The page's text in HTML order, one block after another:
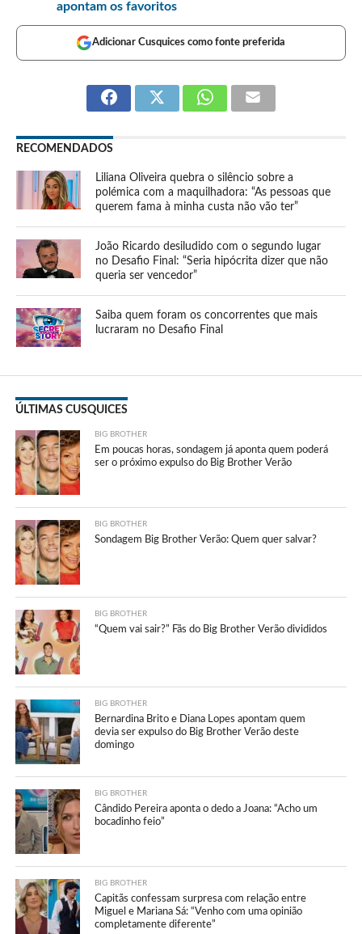
apontam os favoritos
Adicionar Cusquices como fonte preferida
RECOMENDADOS
Liliana Oliveira quebra o silêncio sobre a
polémica com a maquilhadora: “As pessoas que
querem fama à minha custa não vão ter”
João Ricardo desiludido com o segundo lugar
no Desafio Final: “Seria hipócrita dizer que não
queria ser vencedor”
Saiba quem foram os concorrentes que mais
lucraram no Desafio Final
ÚLTIMAS CUSQUICES
BIG BROTHER
Em poucas horas, sondagem já aponta quem poderá
ser o próximo expulso do Big Brother Verão
BIG BROTHER
Sondagem Big Brother Verão: Quem quer salvar?
BIG BROTHER
“Quem vai sair?” Fãs do Big Brother Verão divididos
BIG BROTHER
Bernardina Brito e Diana Lopes apontam quem
devia ser expulso do Big Brother Verão deste
domingo
BIG BROTHER
Cândido Pereira aponta o dedo a Joana: “Acho um
bocadinho feio”
BIG BROTHER
Capitãs confessam surpresa com relação entre
Miguel e Mariana Sá: “Venho com uma opinião
completamente diferente”